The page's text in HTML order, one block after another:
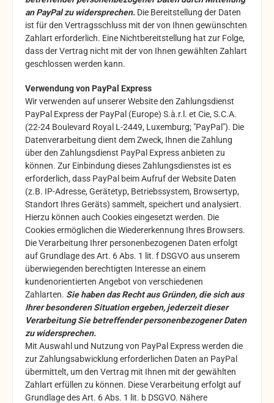
an PayPal zu widersprechen. Die Bereitstellung der Daten
ist für den Vertragsschluss mit der von Ihnen gewünschten
Zahlart erforderlich. Eine Nichtbereitstellung hat zur Folge,
dass der Vertrag nicht mit der von Ihnen gewählten Zahlart
geschlossen werden kann.
Verwendung von PayPal Express
Wir verwenden auf unserer Website den Zahlungsdienst
PayPal Express der PayPal (Europe) S.à.r.l. et Cie, S.C.A.
(22-24 Boulevard Royal L-2449, Luxemburg; "PayPal"). Die
Datenverarbeitung dient dem Zweck, Ihnen die Zahlung
über den Zahlungsdienst PayPal Express anbieten zu
können. Zur Einbindung dieses Zahlungsdienstes ist es
erforderlich, dass PayPal beim Aufruf der Website Daten
(z.B. IP-Adresse, Gerätetyp, Betriebssystem, Browsertyp,
Standort Ihres Geräts) sammelt, speichert und analysiert.
Hierzu können auch Cookies eingesetzt werden. Die
Cookies ermöglichen die Wiedererkennung Ihres Browsers.
Die Verarbeitung Ihrer personenbezogenen Daten erfolgt
auf Grundlage des Art. 6 Abs. 1 lit. f DSGVO aus unserem
überwiegenden berechtigten Interesse an einem
kundenorientierten Angebot von verschiedenen
Zahlarten. Sie haben das Recht aus Gründen, die sich aus
Ihrer besonderen Situation ergeben, jederzeit dieser
Verarbeitung Sie betreffender personenbezogener Daten
zu widersprechen.
Mit Auswahl und Nutzung von PayPal Express werden die
zur Zahlungsabwicklung erforderlichen Daten an PayPal
übermittelt, um den Vertrag mit Ihnen mit der gewählten
Zahlart erfüllen zu können. Diese Verarbeitung erfolgt auf
Grundlage des Art. 6 Abs. 1 lit. b DSGVO. Nähere